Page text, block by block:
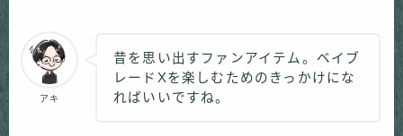
アキ
昔を思い出すファンアイテム。ベイブ
レードXを楽しむためのきっかけにな
ればいいですね。